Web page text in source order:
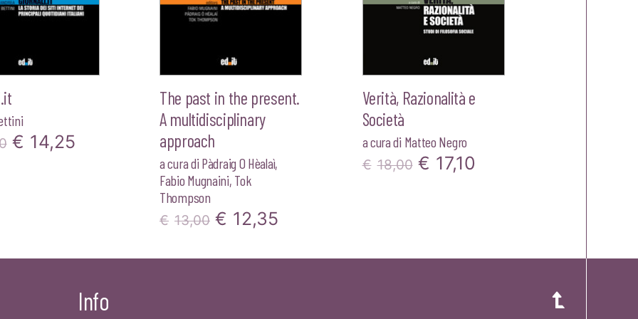
Il
€ 14,25Il
The past in the present.
A multidisciplinary
approach
a cura di Pàdraig O Hèalaì,
Fabio Mugnaini, Tok
Thompson
€ 13,00 Il
€ 12,35
Verità, Razionalità e
Società
a cura di Matteo Negro
€ 18,00 Il
€ 17,10
Info